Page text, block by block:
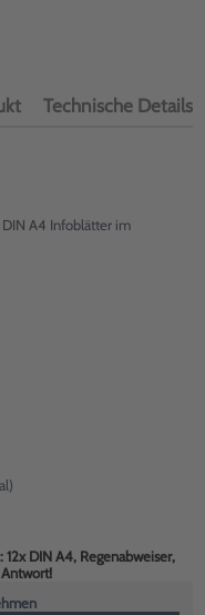
Technische Details
A4 Infoblätter im
12x DIN A4, Regenabweiser,